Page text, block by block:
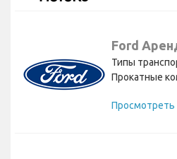
Ford
Типы
Прокатные